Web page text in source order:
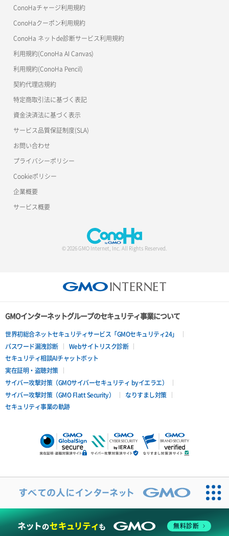
美雲このは徹底ガイド
ConoHaチャージ利用規約
ConoHaクーポン利用規約
ConoHa ネットde診断サービス利用規約
利用規約(ConoHa AI Canvas)
利用規約(ConoHa Pencil)
契約代理店規約
特定商取引法に基づく表記
資金決済法に基づく表示
サービス品質保証制度(SLA)
お問い合わせ
プライバシーポリシー
Cookieポリシー
企業概要
サービス概要
© 2026 GMO Internet, Inc. All Rights Reserved.
GMOインターネットグループのセキュリティ事業について
世界初総合ネットセキュリティサービス「GMOセキュリティ24」
パスワード漏洩診断
Webサイトリスク診断
セキュリティ相談AIチャットボット
実在証明・盗聴対策
サイバー攻撃対策（GMOサイバーセキュリティ byイエラエ）
サイバー攻撃対策（GMO Flatt Security）
なりすまし対策
セキュリティ事業の軌跡
無料診断